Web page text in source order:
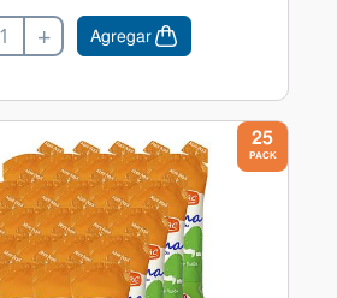
+ Agregar
25
PACK